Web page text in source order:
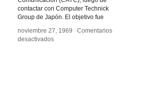
contactar con Computer Technick
Group de Japón. El objetivo fue
noviembre 27, 1969 / Comentarios
desactivadosen
noviembre 27, 1969 / Comentarios
desactivadosen